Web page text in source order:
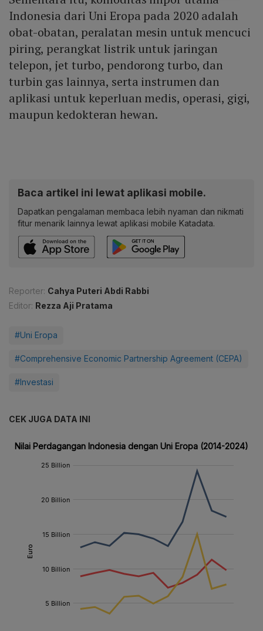
Indonesia dari Uni Eropa pada 2020 adalah
obat-obatan, peralatan mesin untuk mencuci
piring, perangkat listrik untuk jaringan
telepon, jet turbo, pendorong turbo, dan
turbin gas lainnya, serta instrumen dan
aplikasi untuk keperluan medis, operasi, gigi,
maupun kedokteran hewan.
Baca artikel ini lewat aplikasi mobile.
Dapatkan pengalaman membaca lebih nyaman dan nikmati
fitur menarik lainnya lewat aplikasi mobile Katadata.
Reporter: Cahya Puteri Abdi Rabbi
Editor: Rezza Aji Pratama
#Uni Eropa
#Comprehensive Economic Partnership Agreement (CEPA)
#Investasi
CEK JUGA DATA INI